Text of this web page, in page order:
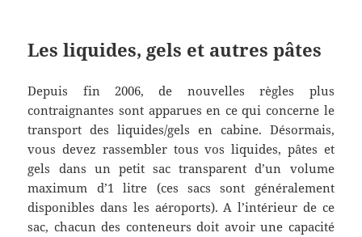
Les liquides, gels et autres pâtes
Depuis fin 2006, de nouvelles règles plus
contraignantes sont apparues en ce qui concerne le
transport des liquides/gels en cabine. Désormais,
vous devez rassembler tous vos liquides, pâtes et
gels dans un petit sac transparent d’un volume
maximum d’1 litre (ces sacs sont généralement
disponibles dans les aéroports). A l’intérieur de ce
sac, chacun des conteneurs doit avoir une capacité